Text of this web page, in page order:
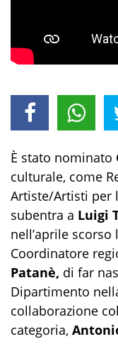
È stato nominato
culturale, come
Artiste/Artisti per
subentra a Luigi
nell’aprile
Coordinatore
Patanè, di far
Dipartimento
collaborazione
categoria,